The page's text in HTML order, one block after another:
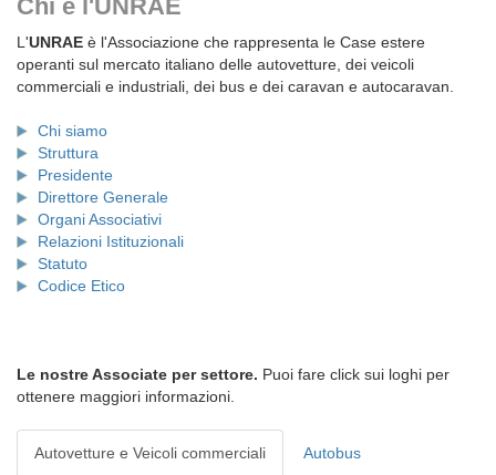
Chi è l'UNRAE
L'UNRAE è l'Associazione che rappresenta le Case estere
operanti sul mercato italiano delle autovetture, dei veicoli
commerciali e industriali, dei bus e dei caravan e autocaravan.
Chi siamo
Struttura
Presidente
Direttore Generale
Organi Associativi
Relazioni Istituzionali
Statuto
Codice Etico
Le nostre Associate per settore. Puoi fare click sui loghi per
ottenere maggiori informazioni.
Autovetture e Veicoli commerciali Autobus